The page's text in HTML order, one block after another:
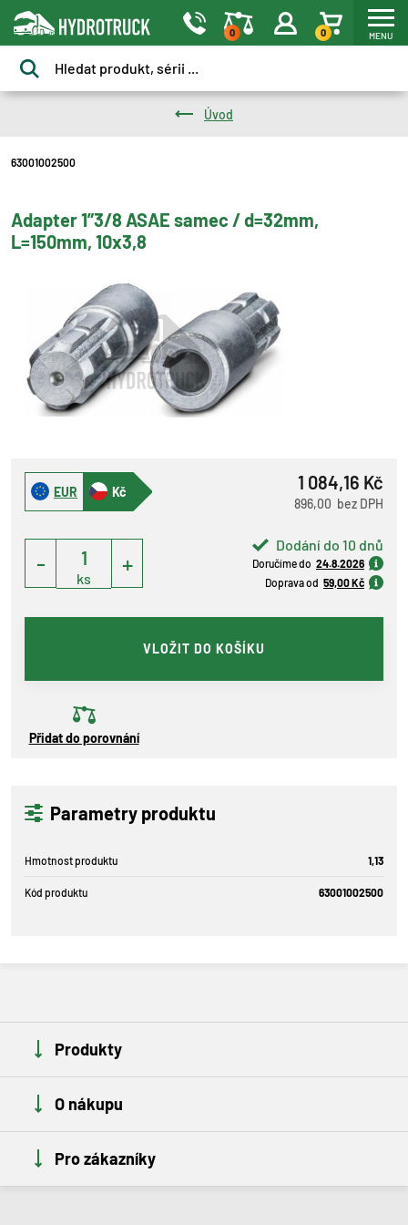
0 0 MENU
Úvod
63001002500
Adapter 1”3/8 ASAE samec / d=32mm,
L=150mm, 10x3,8
EUR Kč 1 084,16 Kč
896,00 bez DPH
Dodání do 10 dnů
Doručíme do 24.8.2026
Doprava od 59,00 Kč
-
ks
+
VLOŽIT DO KOŠÍKU
Přidat do porovnání
Parametry produktu
Hmotnost produktu 1,13
Kód produktu 63001002500
Produkty
O nákupu
Pro zákazníky